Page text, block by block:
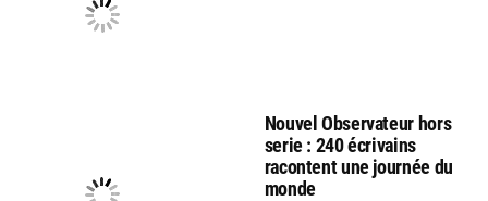
Nouvel Observateur hors
serie : 240 écrivains
racontent une journée du
monde